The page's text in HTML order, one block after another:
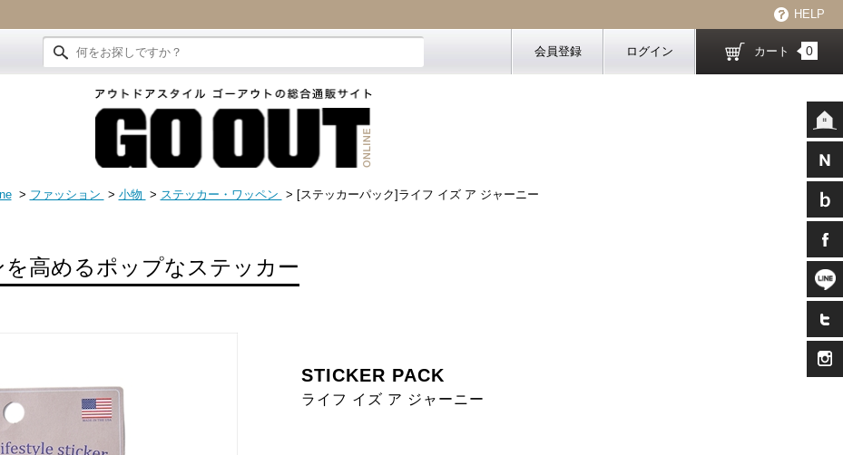
HELP
会員登録 ログイン カート 0
> ファッション > 小物 > ステッカー・ワッペン > [ステッカーパック]ライフ イズ ア ジャーニー
高めるポップなステッカー
STICKER PACK
ライフ イズ ア ジャーニー